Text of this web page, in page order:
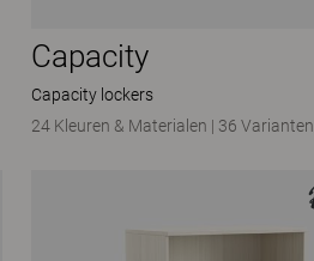
Capacity
Capacity lockers
24 Kleuren & Materialen | 36 Varianten